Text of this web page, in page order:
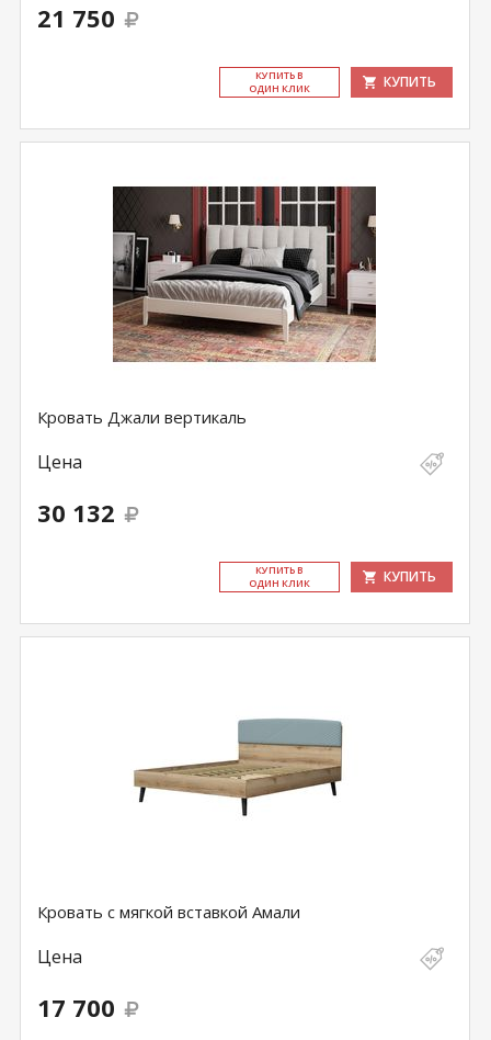
21 750
КУ­ПИТЬ В
ОДИН КЛИК
КУПИТЬ
Кровать Джали вертикаль
Цена
30 132
КУ­ПИТЬ В
ОДИН КЛИК
КУПИТЬ
Кровать с мягкой вставкой Амали
Цена
17 700